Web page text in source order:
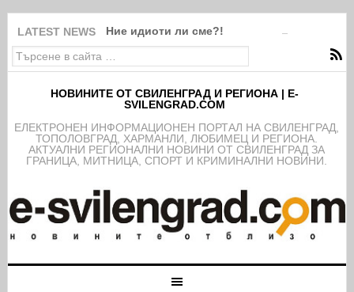
LATEST NEWS Ние идиоти ли сме?!
НОВИНИТЕ ОТ СВИЛЕНГРАД И РЕГИОНА | E-
SVILENGRAD.COM
EЛЕКТРОНЕН ИНФОРМАЦИОНЕН ПОРТАЛ НА СВИЛЕНГРАД,
ТОПОЛОВГРАД, ХАРМАНЛИ, ЛЮБИМЕЦ И РЕГИОНА.
АКТУАЛНИ РЕГИОНАЛНИ НОВИНИ ОТ СВИЛЕНГРАД ЗА
ГРАНИЦА, МИТНИЦА, СПОРТ И КРИМИНАЛНИ НОВИНИ.